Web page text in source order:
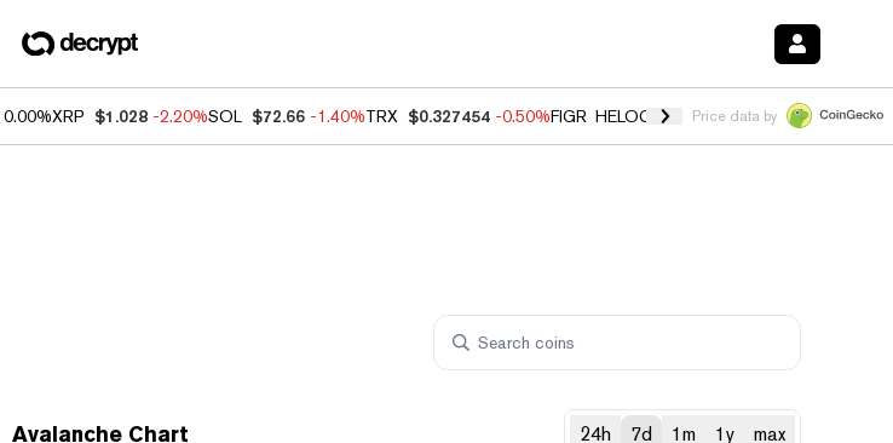
0.00%XRP $1.028 -2.20%SOL $72.66 -1.40%TRX $0.327454 -0.50%FIGR_HELOC $1.035 0.20%HYPE $55.69 -
Price data by
Avalanche Chart 24h 7d 1m 1y max